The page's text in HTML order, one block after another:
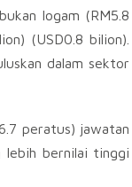
logam (RM5.8
(USD0.8 bilion).
dalam sektor
peratus) jawatan
lebih bernilai tinggi